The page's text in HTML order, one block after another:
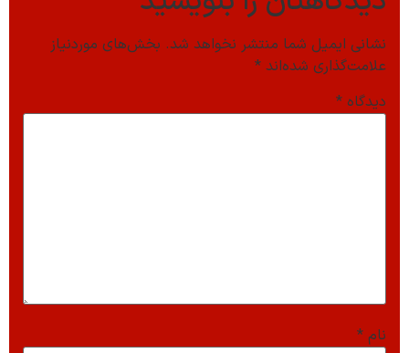
نشانی ایمیل شما منتشر نخواهد شد. بخش‌های موردنیاز
علامت‌گذاری شده‌اند *
دیدگاه *
نام *